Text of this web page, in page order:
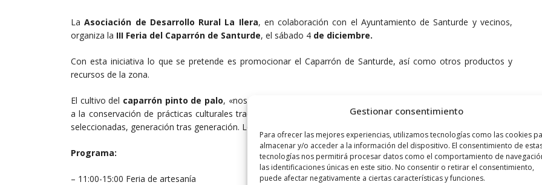
Gestionar consentimiento
Para ofrecer las mejores experiencias, utilizamos tecnologías como las cookies
almacenar y/o acceder a la información del dispositivo. El consentimiento de
tecnologías nos permitirá procesar datos como el comportamiento de
las identificaciones únicas en este sitio. No consentir o retirar el consentimiento,
puede afectar negativamente a ciertas características y funciones.
La Asociación de Desarrollo Rural La Ilera, en colaboración con el Ayuntamiento de Santurde y vecinos,
organiza la III Feria del Caparrón de Santurde, el sábado 4 de diciembre.
Con esta iniciativa lo que se pretende es promocionar el Caparrón de Santurde, así como otros productos y
recursos de la zona.
El cultivo del caparrón pinto de palo, «nos permite crear una fuente de recursos económicos propios ligados
a la conservación de prácticas culturales tradicionales. Y nos ayuda a continuar con el uso de semillas locales
seleccionadas, generación tras generación. Lo que da como resultado un producto único y de gran calidad».
Programa:
– 11:00-15:00 Feria de artesanía